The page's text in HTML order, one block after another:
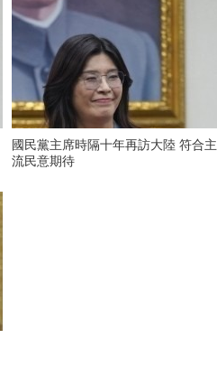
國民黨主席時隔十年再訪大陸 符合主
流民意期待